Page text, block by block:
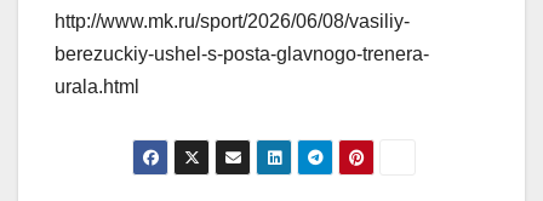
http://www.mk.ru/sport/2026/06/08/vasiliy-
berezuckiy-ushel-s-posta-glavnogo-trenera-
urala.html